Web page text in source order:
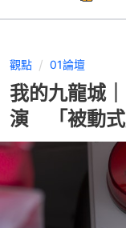
觀點 01論壇
我的九龍城
演 「被動式